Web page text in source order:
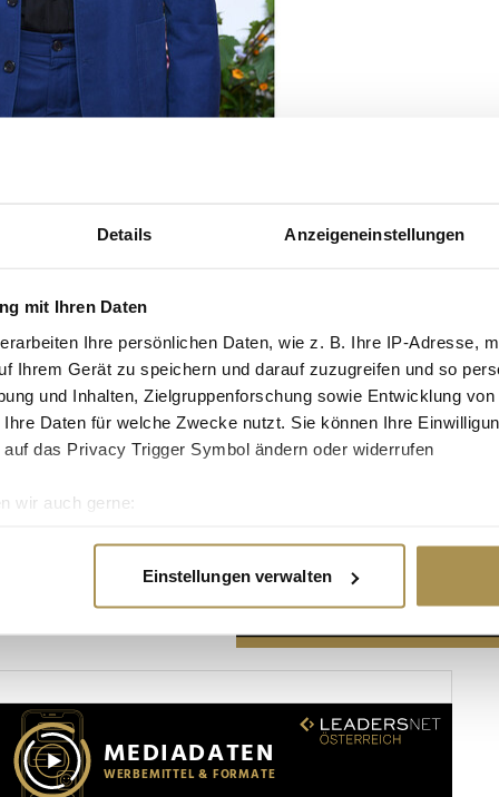
Details Anzeigeneinstellungen
mit Ihren Daten
Ihre persönlichen Daten, wie z. B. Ihre IP-Adresse,
Ihrem Gerät zu speichern und darauf zuzugreifen und so
und Inhalten, Zielgruppenforschung sowie Entwicklung
Daten für welche Zwecke nutzt. Sie können Ihre
das Privacy Trigger Symbol ändern oder widerrufen
wir auch gerne:
Ihre persönlichen Daten verarbeitet werden, und legen Sie
und Anzeigen zu personalisieren, Funktionen für soziale
soziale Medien, Werbung und Analysen weiter. Unsere
zusammen, die Sie ihnen bereitgestellt haben oder die
Einstellungen verwalten
Advertisement